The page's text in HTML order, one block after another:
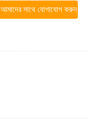
আমাদের সাথে যোগাযোগ করুন